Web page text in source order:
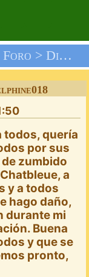
Foro > Discusión General
todos, quería
por sus
zumbido
a
y a todos
hago daño,
durante mi
Buena
y que se
pronto,